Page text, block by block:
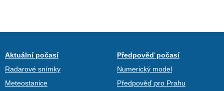
Aktuální počasí
Radarové snímky
Meteostanice
Předpověď počasí
Numerický model
Předpověď pro Prahu